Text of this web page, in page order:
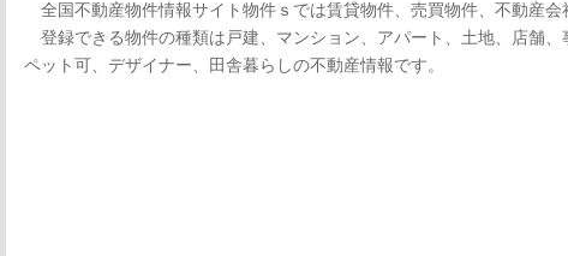
全国不動産物件情報サイト物件ｓでは賃貸物件、売買物件、不動産会
登録できる物件の種類は戸建、マンション、アパート、土地、店舗、
ペット可、デザイナー、田舎暮らしの不動産情報です。